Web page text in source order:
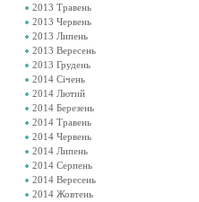
2013 Травень
2013 Червень
2013 Липень
2013 Вересень
2013 Грудень
2014 Січень
2014 Лютий
2014 Березень
2014 Травень
2014 Червень
2014 Липень
2014 Серпень
2014 Вересень
2014 Жовтень